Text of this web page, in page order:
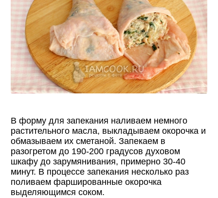
В форму для запекания наливаем немного
растительного масла, выкладываем окорочка и
обмазываем их сметаной. Запекаем в
разогретом до 190-200 градусов духовом
шкафу до зарумянивания, примерно 30-40
минут. В процессе запекания несколько раз
поливаем фаршированные окорочка
выделяющимся соком.